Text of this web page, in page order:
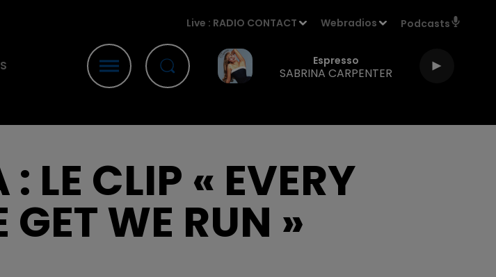
Live : RADIO CONTACT Webradios Podcasts
Espresso
SABRINA CARPENTER
LE CLIP « EVERY
WE RUN »